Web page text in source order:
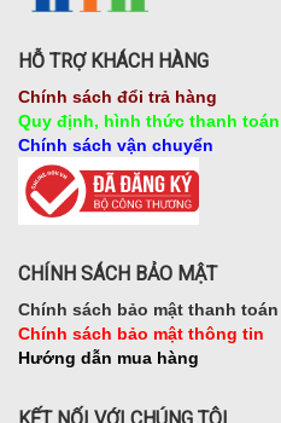
HỖ TRỢ KHÁCH HÀNG
Chính sách đổi trả hàng
Quy định, hình thức thanh toán
Chính sách vận chuyển
CHÍNH SÁCH BẢO MẬT
Chính sách bảo mật thanh toán
Chính sách bảo mật thông tin
Hướng dẫn mua hàng